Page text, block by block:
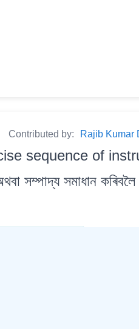
Contributed by: Rajib Kumar
sequence of
সমাধান কৰিবলৈ